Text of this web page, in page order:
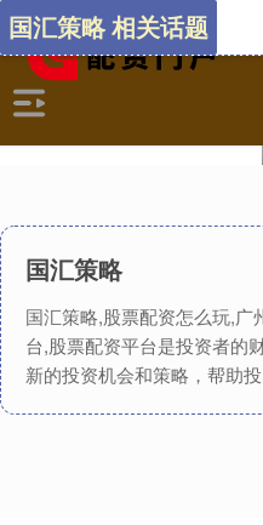
国汇策略
国汇策略,股票配资怎么玩,
台,股票配资平台是投资者的
新的投资机会和策略，帮助
国汇策略 相关话题